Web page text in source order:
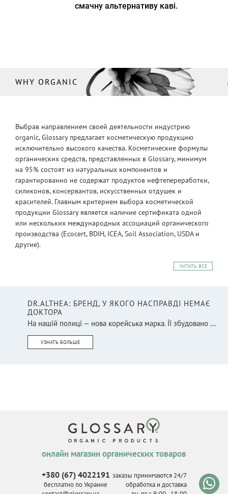
смачну альтернативу каві.
WHY ORGANIC
Выбрав направлением своей деятельности индустрию
organic, Glossary предлагает косметическую продукцию
исключительно высокого качества. Косметические формулы
органических средств, представленных в Glossary, минимум
на 95% состоят из натуральных компонентов и
гарантированно не содержат продуктов нефтепереработки,
силиконов, консервантов, искусственных отдушек и
красителей. Главным критерием выбора косметической
продукции Glossary является наличие сертификата одной
или нескольких международных ассоциаций органического
производства (Ecocert, BDIH, ICEA, Soil Association, USDA и
другие).
ЧИТАТЬ ВСЕ
DR.ALTHEA: БРЕНД, У ЯКОГО НАСПРАВДІ НЕМАЄ
ДОКТОРА
На нашій полиці — нова корейська марка. Її збудовано ...
УЗНАТЬ БОЛЬШЕ
онлайн магазин органических товаров
+380 (67) 4022191
бесплатно по Украине
заказы принимаются 24/7
обработка и доставка